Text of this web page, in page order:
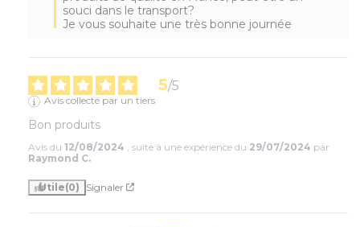
souci dans le transport?
Je vous souhaite une très bonne journée
5/5
Avis collecté par un tiers
Bon produits
Avis du 12/08/2024 , suite à une expérience du 29/07/2024 par
Raymond C.
Utile(0) Signaler